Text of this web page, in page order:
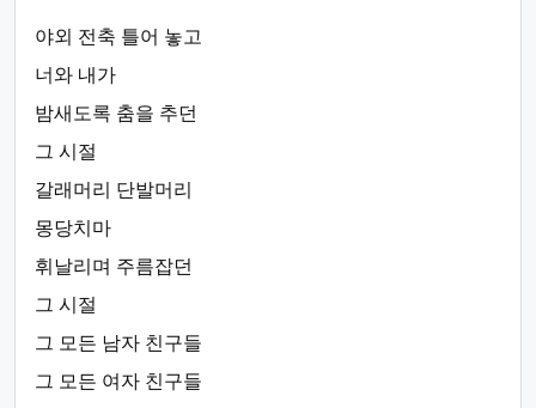
야외 전축 틀어 놓고
너와 내가
밤새도록 춤을 추던
그 시절
갈래머리 단발머리
몽당치마
휘날리며 주름잡던
그 시절
그 모든 남자 친구들
그 모든 여자 친구들